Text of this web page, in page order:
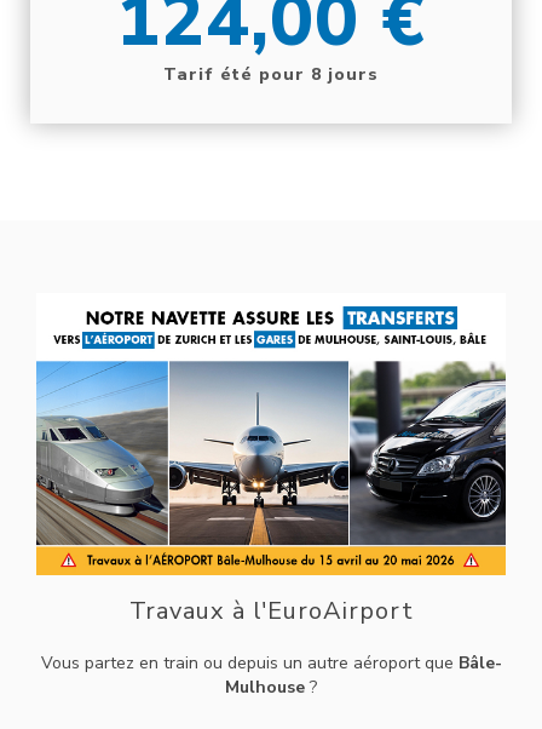
124,00 €
Tarif été pour 8 jours
Travaux à l'EuroAirport
Vous partez en train ou depuis un autre aéroport que Bâle-
Mulhouse?